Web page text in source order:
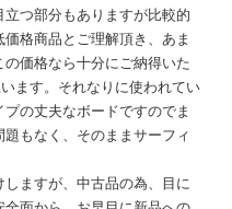
つ部分もありますが比較的
格商品とご理解頂き、あま
価格なら十分にご納得いた
ます。それなりに使われてい
の丈夫なボードですのでま
もなく、そのままサーフィ
ますが、中古品の為、目に